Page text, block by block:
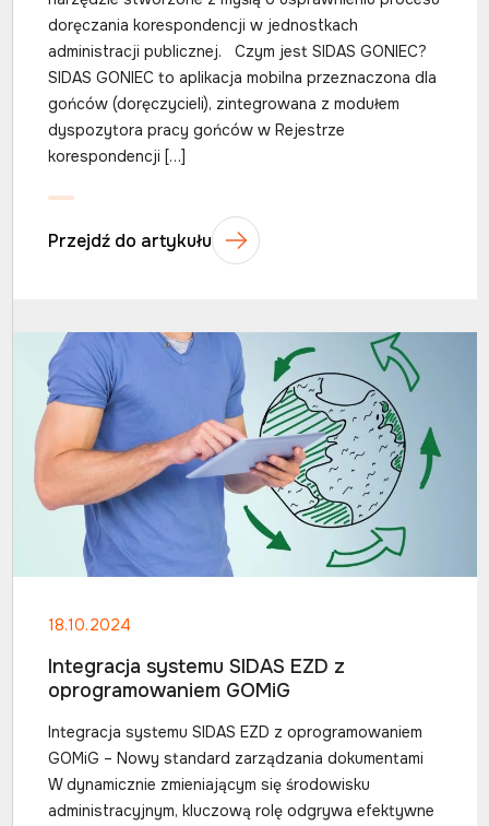
doręczania korespondencji w jednostkach
administracji publicznej. Czym jest SIDAS GONIEC?
SIDAS GONIEC to aplikacja mobilna przeznaczona dla
gońców (doręczycieli), zintegrowana z modułem
dyspozytora pracy gońców w Rejestrze
korespondencji […]
Przejdź do artykułu
18.10.2024
Integracja systemu SIDAS EZD z
oprogramowaniem GOMiG
Integracja systemu SIDAS EZD z oprogramowaniem
GOMiG – Nowy standard zarządzania dokumentami
W dynamicznie zmieniającym się środowisku
administracyjnym, kluczową rolę odgrywa efektywne